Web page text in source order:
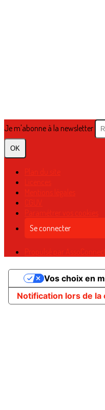
Je m'abonne à la newsletter
OK
Plan du site
Licences
Mentions légales
CGUV
Paramétrer vos cookies
Se connecter
Propulsé par
Notification lors de la
Vos choix en